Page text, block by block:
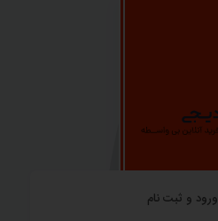
ورود و ثبت نام